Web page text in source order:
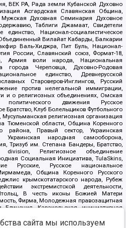
ВЕК РА, Рада земли Кубанской Духовно
Асгардская Славянская Община,
Духовная Семинария Духовное
Таблиги Джамаат, Свидетели
единство, Национал-социалистическое
Вилайат Кабарды, Балкарии
Валь-Хиджра, Пит Буль, Национал-
России, Славянский союз, Формат-18,
Армия воли народа, Национальная
города Череповца, Духовно-Родовая
единство, Древнерусской
Староверов-Инглингов, Русский
против нелегальной иммиграции,
и о религиозных объединениях, Омская
политического движения Русское
Братство, Клуб Болельщиков Футбольного
религиозная организация
Тюменской области, Община Коренного
района, Правый сектор, Украинская
народная самооборона,
Тризуб им. Степана Бандеры, Братство,
Религиозное объединение
Социальная Инициатива, TulaSkins,
Русские, Русское национальное
Община Коренного Русского
крымскотатарского народа, Рубеж
экстремистской деятельности,
В честь иконы Божией Матери
Фирма, Молодежная правозащитная
Каракольская инициативная
Ак Умут, Русская республика Русь,
сайта мы используем